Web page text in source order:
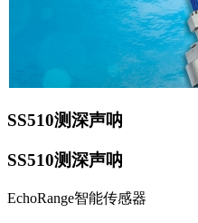
SS510测深声呐
SS510测深声呐
EchoRange智能传感器